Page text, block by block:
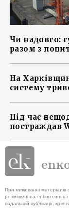
Чи надовго:
разом з
На
систему
Під час
постраждав
При копіюванні
розміщені на
подальшій публікації, крім